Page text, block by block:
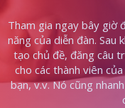
Tham gia ngay bây giờ
năng của diễn đàn. Sau
tạo chủ đề, đăng câu
cho các thành viên
bạn, v.v. Nó cũng